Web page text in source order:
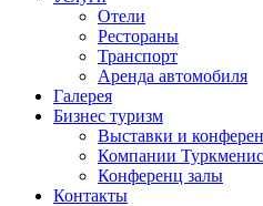
Отели
Рестораны
Транспорт
Аренда автомобиля
Галерея
Бизнес туризм
Выставки и
Компании
Конференц залы
Контакты